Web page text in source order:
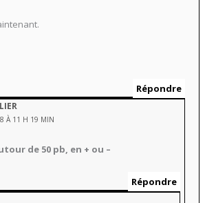
Répondre
À 11 H 19 MIN
de 50 pb, en + ou –
Répondre